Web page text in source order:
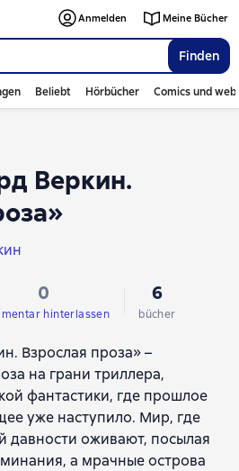
Finden
Anmelden Meine Bücher
Beliebt Hörbücher Comics und
Веркин.
0
hinterlassen
6
bücher
Взрослая проза» –
на грани триллера,
фантастики, где прошлое
уже наступило. Мир, где
давности оживают, посылая
а мрачные острова